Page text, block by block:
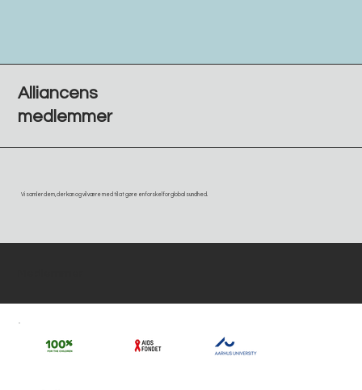
Alliancens
medlemmer
Vi samler dem, der kan og vil være med til at gøre en forskel for global sundhed.